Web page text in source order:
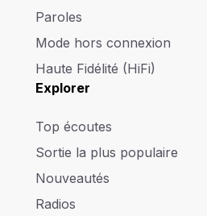
Paroles
Mode hors connexion
Haute Fidélité (HiFi)
Explorer
Top écoutes
Sortie la plus populaire
Nouveautés
Radios